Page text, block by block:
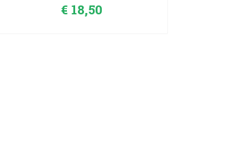
€ 18,50